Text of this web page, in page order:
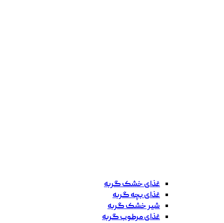
غذای خشک گربه
غذای بچه گربه
شیر خشک گربه
غذای مرطوب گربه